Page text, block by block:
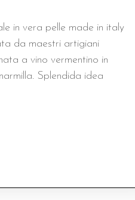
in vera pelle made in italy
da maestri artigiani
a vino vermentino in
Splendida idea